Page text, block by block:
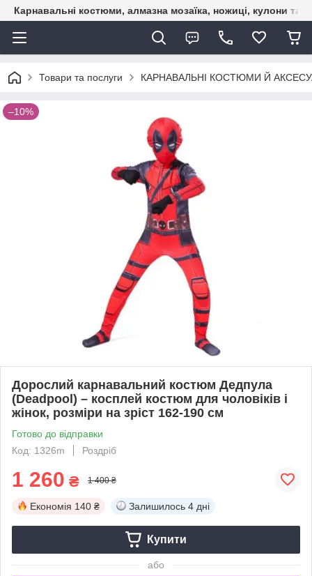
Карнавальні костюми, алмазна мозаїка, ножиці, кулони та
Товари та послуги КАРНАВАЛЬНІ КОСТЮМИ Й
–10%
Дорослий карнавальний костюм Дедпула
(Deadpool) – косплей костюм для чоловіків і
жінок, розміри на зріст 162-190 см
Готово до відправки
Код: 1326m
Роздріб
1 260 ₴ 1 400 ₴
Економія 140 ₴ Залишилось 4 дні
Купити
або